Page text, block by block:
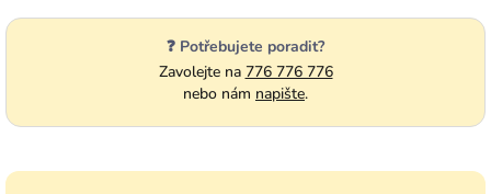
❓ Potřebujete poradit?
Zavolejte na 776 776 776
nebo nám napište.